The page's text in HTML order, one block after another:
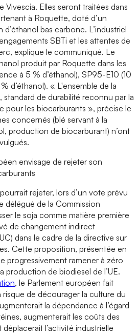
Vivescia. Elles seront traitées dans
à Roquette, doté d’un
bas carbone. L’industriel
SBTi et les attentes de
explique le communiqué. Le
produit par Roquette dans les
à 5 % d’éthanol), SP95-E10 (10
d’éthanol). « L'ensemble de la
standard de durabilité reconnu par la
pour les biocarburants », précise le
concernés (blé servant à la
production de biocarburant) n’ont
envisage de rejeter son
rejeter, lors d’un vote prévu
délégué de la Commission
le soja comme matière première
de changement indirect
dans le cadre de la directive sur
Cette proposition, présentée en
progressivement ramener à zéro
production de biodiesel de l’UE.
, le Parlement européen fait
de décourager la culture du
la dépendance à l’égard
augmenterait les coûts des
l’activité industrielle